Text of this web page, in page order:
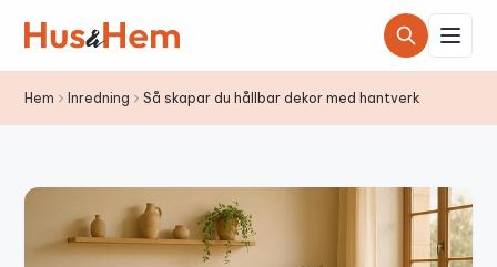
Hem Inredning Så skapar du hållbar dekor med hantverk